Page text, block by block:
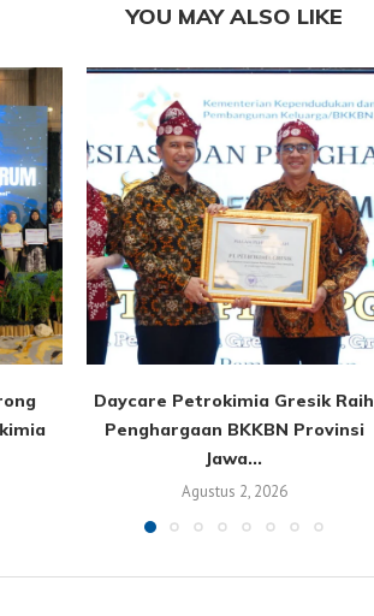
YOU MAY ALSO LIKE
Daycare Petrokimia Gresik Raih
Penghargaan BKKBN Provinsi
Jawa...
Agustus 2, 2026